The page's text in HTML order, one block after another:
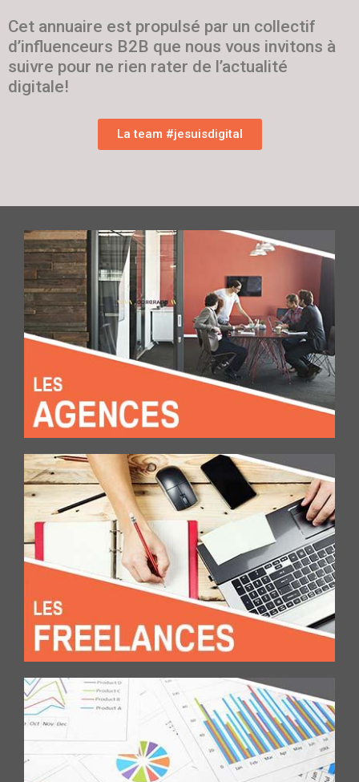
Cet annuaire est propulsé par un collectif
d’influenceurs B2B que nous vous invitons à
suivre pour ne rien rater de l’actualité
digitale!
La team #jesuisdigital